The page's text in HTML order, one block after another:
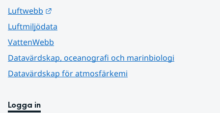
Luftwebb
Luftmiljödata
VattenWebb
Datavärdskap, oceanografi och marinbiologi
Datavärdskap för atmosfärkemi
Logga in